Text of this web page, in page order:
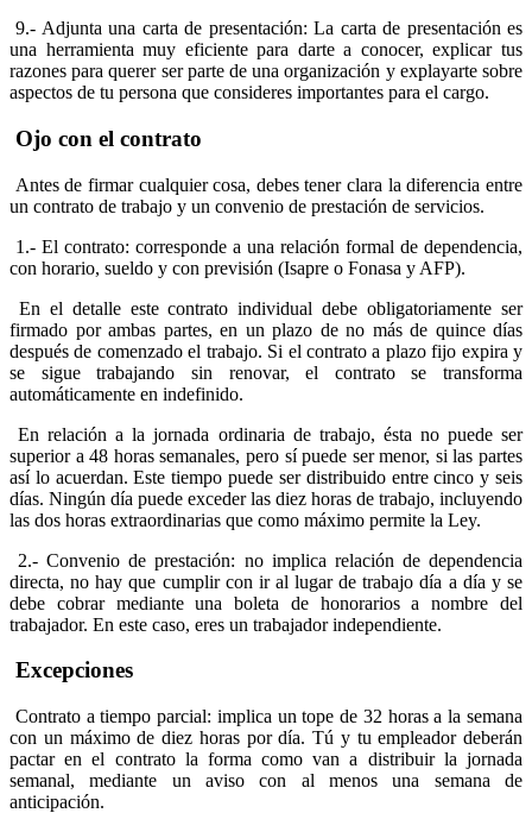
9.- Adjunta una carta de presentación: La carta de presentación es
una herramienta muy eficiente para darte a conocer, explicar tus
razones para querer ser parte de una organización y explayarte sobre
aspectos de tu persona que consideres importantes para el cargo.
Ojo con el contrato
Antes de firmar cualquier cosa, debes tener clara la diferencia entre
un contrato de trabajo y un convenio de prestación de servicios.
1.- El contrato: corresponde a una relación formal de dependencia,
con horario, sueldo y con previsión (Isapre o Fonasa y AFP).
En el detalle este contrato individual debe obligatoriamente ser
firmado por ambas partes, en un plazo de no más de quince días
después de comenzado el trabajo. Si el contrato a plazo fijo expira y
se sigue trabajando sin renovar, el contrato se transforma
automáticamente en indefinido.
En relación a la jornada ordinaria de trabajo, ésta no puede ser
superior a 48 horas semanales, pero sí puede ser menor, si las partes
así lo acuerdan. Este tiempo puede ser distribuido entre cinco y seis
días. Ningún día puede exceder las diez horas de trabajo, incluyendo
las dos horas extraordinarias que como máximo permite la Ley.
2.- Convenio de prestación: no implica relación de dependencia
directa, no hay que cumplir con ir al lugar de trabajo día a día y se
debe cobrar mediante una boleta de honorarios a nombre del
trabajador. En este caso, eres un trabajador independiente.
Excepciones
Contrato a tiempo parcial: implica un tope de 32 horas a la semana
con un máximo de diez horas por día. Tú y tu empleador deberán
pactar en el contrato la forma como van a distribuir la jornada
semanal, mediante un aviso con al menos una semana de
anticipación.